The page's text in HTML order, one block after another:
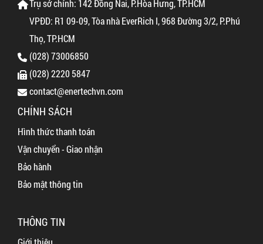
Trụ sở chính: 142 Đồng Nai, P.Hòa Hưng, TP.HCM
VPĐD: R1 09-09, Tòa nhà EverRich I, 968 Đường 3/2, P.Phú
Thọ, TP.HCM
(028) 73006850
(028) 2220 5847
contact@enertechvn.com
CHÍNH SÁCH
Hình thức thanh toán
Vận chuyển - Giao nhận
Bảo hành
Bảo mật thông tin
THÔNG TIN